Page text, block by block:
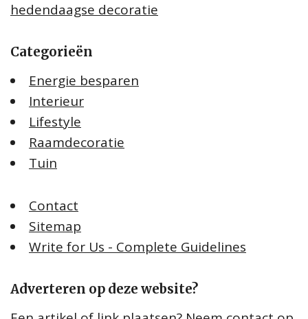
hedendaagse decoratie
Categorieën
Energie besparen
Interieur
Lifestyle
Raamdecoratie
Tuin
Contact
Sitemap
Write for Us - Complete Guidelines
Adverteren op deze website?